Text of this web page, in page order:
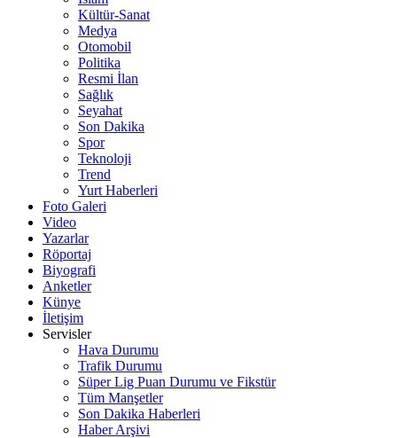
Kültür-Sanat
Medya
Otomobil
Politika
Resmi İlan
Sağlık
Seyahat
Son Dakika
Spor
Teknoloji
Trend
Yurt Haberleri
Foto Galeri
Video
Yazarlar
Röportaj
Biyografi
Anketler
Künye
İletişim
Servisler
Hava Durumu
Trafik Durumu
Süper Lig Puan Durumu ve Fikstür
Tüm Manşetler
Son Dakika Haberleri
Haber Arşivi